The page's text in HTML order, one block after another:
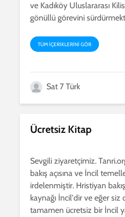
ve Kadıköy Uluslararası
gönüllü görevini
TÜM IÇERIKLERINI GÖR
Sat 7 Türk
Ücretsiz Kitap
Sevgili ziyaretçimiz.
bakış açısına ve İncil
irdelenmiştir. Hristiyan bakış
kaynağı İncil'dir ve eğer siz
tamamen ücretsiz bir İncil